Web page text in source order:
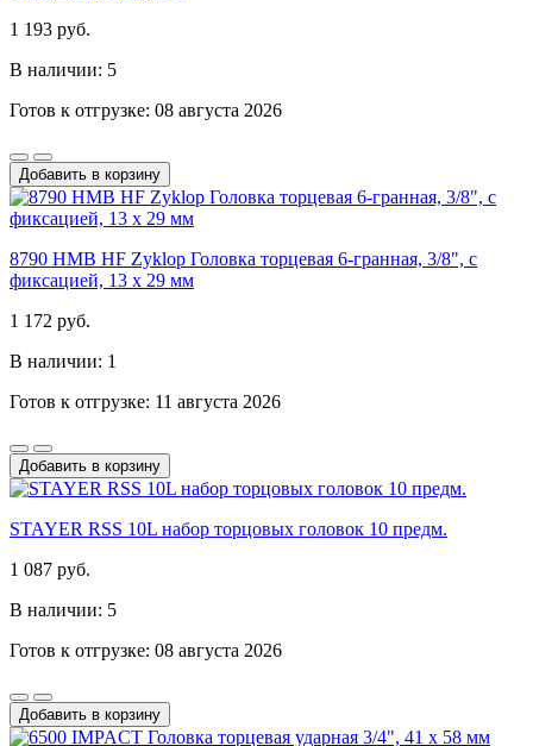
1 193 руб.
В наличии: 5
Готов к отгрузке: 08 августа 2026
Добавить в корзину
8790 HMB HF Zyklop Головка торцевая 6-гранная, 3/8", с
фиксацией, 13 x 29 мм
1 172 руб.
В наличии: 1
Готов к отгрузке: 11 августа 2026
Добавить в корзину
STAYER RSS 10L набор торцовых головок 10 предм.
1 087 руб.
В наличии: 5
Готов к отгрузке: 08 августа 2026
Добавить в корзину